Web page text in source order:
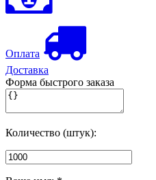
Оплата
Доставка
Форма быстрого заказа
Количество (штук):